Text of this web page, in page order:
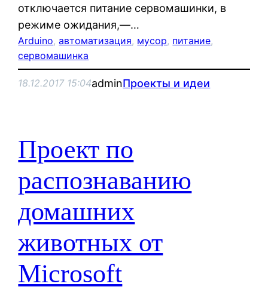
отключается питание сервомашинки, в
режиме ожидания,—…
Arduino, автоматизация, мусор, питание
сервомашинка
18.12.2017 15:04adminПроекты и идеи
Проект по
распознаванию
домашних
животных от
Microsoft